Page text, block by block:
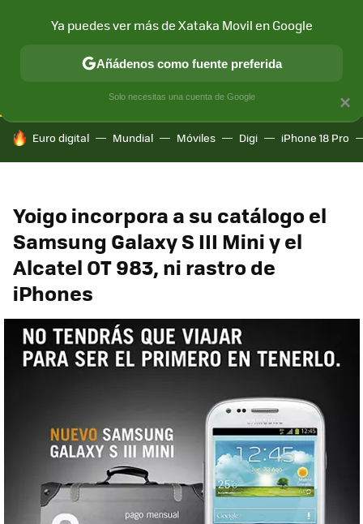
CONECTIVIDAD MÓVIL Y SOCIEDAD APLICACIONES
HOY SE HABLA DE
Euro digital Mundial Móviles Digi iPhone 18 Pro
Yoigo incorpora a su catálogo el
Samsung Galaxy S III Mini y el
Alcatel OT 983, ni rastro de
iPhones
×
Ya puedes ver más de Xataka Movil en Google
Añádenos como fuente preferida
Solo necesitas una cuenta de Google